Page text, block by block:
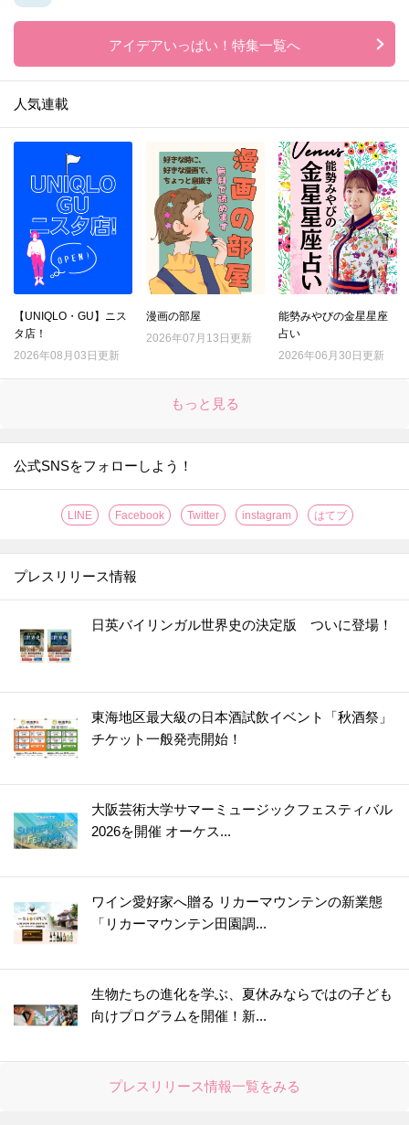
アイデアいっぱい！特集一覧へ
人気連載
【UNIQLO・GU】ニス
タ店！
2026年08月03日更新
漫画の部屋
2026年07月13日更新
能勢みやびの金星星座
占い
2026年06月30日更新
もっと見る
公式SNSをフォローしよう！
LINE Facebook Twitter instagram はてブ
プレスリリース情報
日英バイリンガル世界史の決定版 ついに登場！
東海地区最大級の日本酒試飲イベント「秋酒祭」
チケット一般発売開始！
大阪芸術大学サマーミュージックフェスティバル
2026を開催 オーケス...
ワイン愛好家へ贈る リカーマウンテンの新業態
「リカーマウンテン田園調...
生物たちの進化を学ぶ、夏休みならではの子ども
向けプログラムを開催！新...
プレスリリース情報一覧をみる